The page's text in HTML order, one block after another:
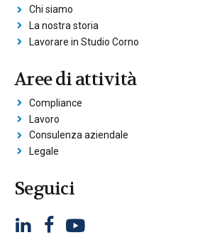
Chi siamo
La nostra storia
Lavorare in Studio Corno
Aree di attività
Compliance
Lavoro
Consulenza aziendale
Legale
Seguici